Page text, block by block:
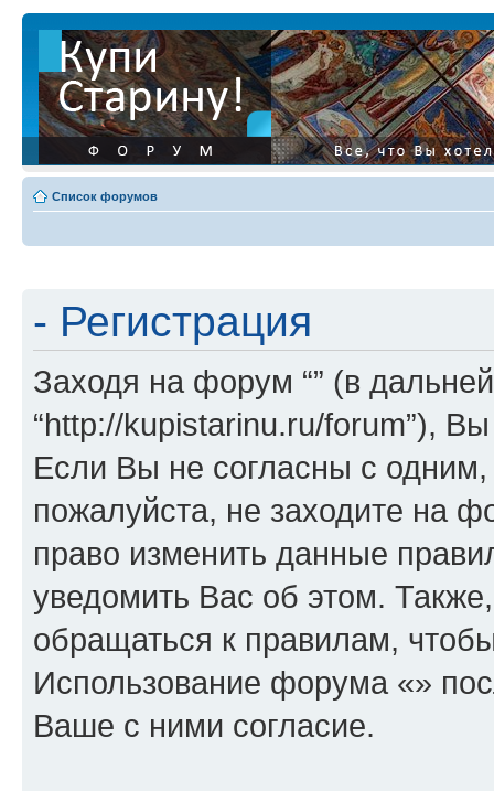
Список форумов
- Регистрация
Заходя на форум “” (в
“http://kupistarinu.ru/forum”),
Если Вы не согласны с
пожалуйста, не заходите на
право изменить данные
уведомить Вас об этом.
обращаться к правилам,
Использование форума «»
Ваше с ними согласие.